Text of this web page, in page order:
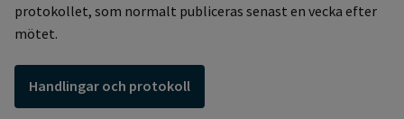
protokollet, som normalt publiceras senast en vecka efter
mötet.
Handlingar och protokoll